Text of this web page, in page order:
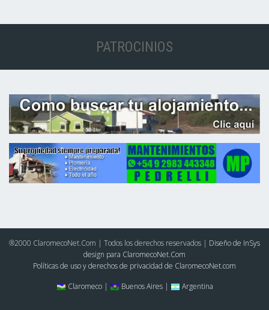
PATROCINIOS
®2000 ClaromecoNet.Com | Todos los derechos reservados | Diseño de InSys
design para ClaromecoNet.Com
Políticas de uso y derechos de privacidad de ClaromecoNet.com
Claromeco |
Buenos Aires | Argentina